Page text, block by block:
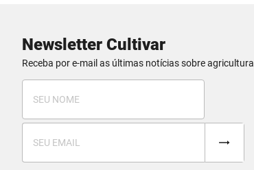
Newsletter Cultivar
Receba por e-mail as últimas notícias sobre agricultura